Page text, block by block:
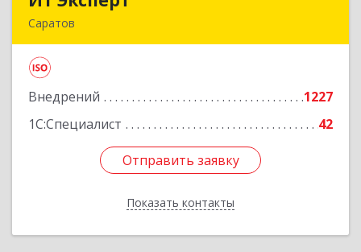
Саратов
Внедрений
1227
1С:Специалист
42
Отправить заявку
Показать контакты
Подробнее
Отправить заявку
Назад